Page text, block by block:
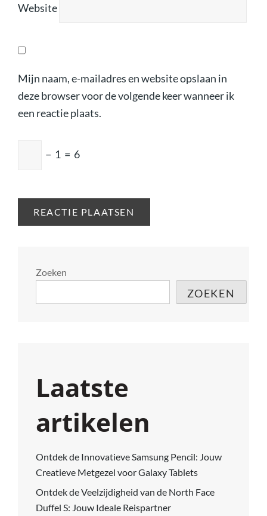
Website
Mijn naam, e-mailadres en website opslaan in
deze browser voor de volgende keer wanneer ik
een reactie plaats.
− 1 = 6
Zoeken
ZOEKEN
Laatste
artikelen
Ontdek de Innovatieve Samsung Pencil: Jouw
Creatieve Metgezel voor Galaxy Tablets
Ontdek de Veelzijdigheid van de North Face
Duffel S: Jouw Ideale Reispartner